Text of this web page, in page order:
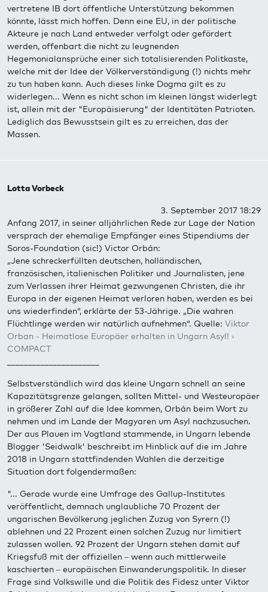
vertretene IB dort öffentliche Unterstützung bekommen
könnte, lässt mich hoffen. Denn eine EU, in der politische
Akteure je nach Land entweder verfolgt oder gefördert
werden, offenbart die nicht zu leugnenden
Hegemonialansprüche einer sich totalisierenden Politkaste,
welche mit der Idee der Völkerverständigung (!) nichts mehr
zu tun haben kann. Auch dieses linke Dogma gilt es zu
widerlegen... Wenn es nicht schon im kleinen längst widerlegt
ist, allein mit der "Europäisierung" der Identitäten Patrioten.
Lediglich das Bewusstsein gilt es zu erreichen, das der
Massen.
Lotta Vorbeck
3. September 2017 18:29
Anfang 2017, in seiner alljährlichen Rede zur Lage der Nation
versprach der ehemalige Empfänger eines Stipendiums der
Soros-Foundation (sic!) Victor Orbán:
„Jene schreckerfüllten deutschen, holländischen,
französischen, italienischen Politiker und Journalisten, jene
zum Verlassen ihrer Heimat gezwungenen Christen, die ihr
Europa in der eigenen Heimat verloren haben, werden es bei
uns wiederfinden“, erklärte der 53-Jährige. „Die wahren
Flüchtlinge werden wir natürlich aufnehmen“. Quelle: Viktor
Orban - Heimatlose Europäer erhalten in Ungarn Asyl! ›
COMPACT
Selbstverständlich wird das kleine Ungarn schnell an seine
Kapazitätsgrenze gelangen, sollten Mittel- und Westeuropäer
in größerer Zahl auf die Idee kommen, Orbán beim Wort zu
nehmen und im Lande der Magyaren um Asyl nachzusuchen.
Der aus Plauen im Vogtland stammende, in Ungarn lebende
Blogger 'Seidwalk' beschreibt im Hinblick auf die im Jahre
2018 in Ungarn stattfindenden Wahlen die derzeitige
Situation dort folgendermaßen:
"... Gerade wurde eine Umfrage des Gallup-Institutes
veröffentlicht, demnach unglaubliche 70 Prozent der
ungarischen Bevölkerung jeglichen Zuzug von Syrern (!)
ablehnen und 22 Prozent einen solchen Zuzug nur limitiert
zulassen wollen. 92 Prozent der Ungarn stehen damit auf
Kriegsfuß mit der offiziellen – wenn auch mittlerweile
kaschierten – europäischen Einwanderungspolitik. In dieser
Frage sind Volkswille und die Politik des Fidesz unter Viktor